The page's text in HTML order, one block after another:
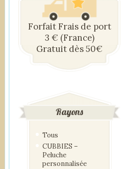
Forfait Frais de port
3 € (France)
Gratuit dès 50€
Rayons
Tous
CUBBIES –
Peluche
personnalisée